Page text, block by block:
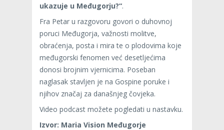
ukazuje u Međugorju?“.
Fra Petar u razgovoru govori o duhovnoj
poruci Međugorja, važnosti molitve,
obraćenja, posta i mira te o plodovima koje
međugorski fenomen već desetljećima
donosi brojnim vjernicima. Poseban
naglasak stavljen je na Gospine poruke i
njihov značaj za današnjeg čovjeka.
Video podcast možete pogledati u nastavku.
Izvor: Maria Vision Međugorje